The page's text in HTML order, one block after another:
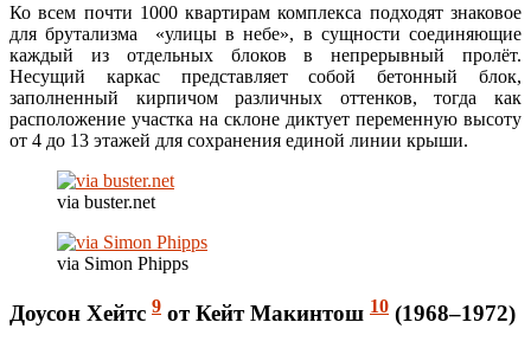
Ко всем почти 1000 квартирам комплекса подходят знаковое
для брутализма «улицы в небе», в сущности соединяющие
каждый из отдельных блоков в непрерывный пролёт.
Несущий каркас представляет собой бетонный блок,
заполненный кирпичом различных оттенков, тогда как
расположение участка на склоне диктует переменную высоту
от 4 до 13 этажей для сохранения единой линии крыши.
via buster.net
via Simon Phipps
Доусон Хейтс 9 от Кейт Макинтош 10 (1968–1972)